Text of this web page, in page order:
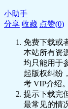
良知
🎵
🎵 23
🎵 24
🖼️ 24
🎵 25
统
🖼️ 25
小助手
分享 收藏 点赞(0)
免费下载或
本站所有资
均只能用于
起版权纠纷
考 VIP介绍。
提示下载完
最常见的情